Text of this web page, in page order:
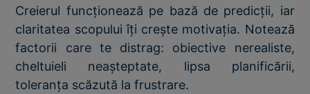
Creierul funcționează pe bază de predicții, iar
claritatea scopului îți crește motivația. Notează
factorii care te distrag: obiective nerealiste,
cheltuieli neașteptate, lipsa planificării,
toleranța scăzută la frustrare.